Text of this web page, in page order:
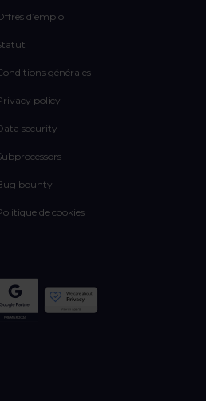
d’emploi
générales
policy
security
bounty
de cookies